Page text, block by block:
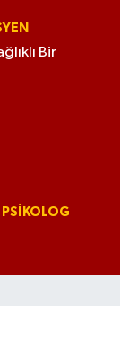
Bir